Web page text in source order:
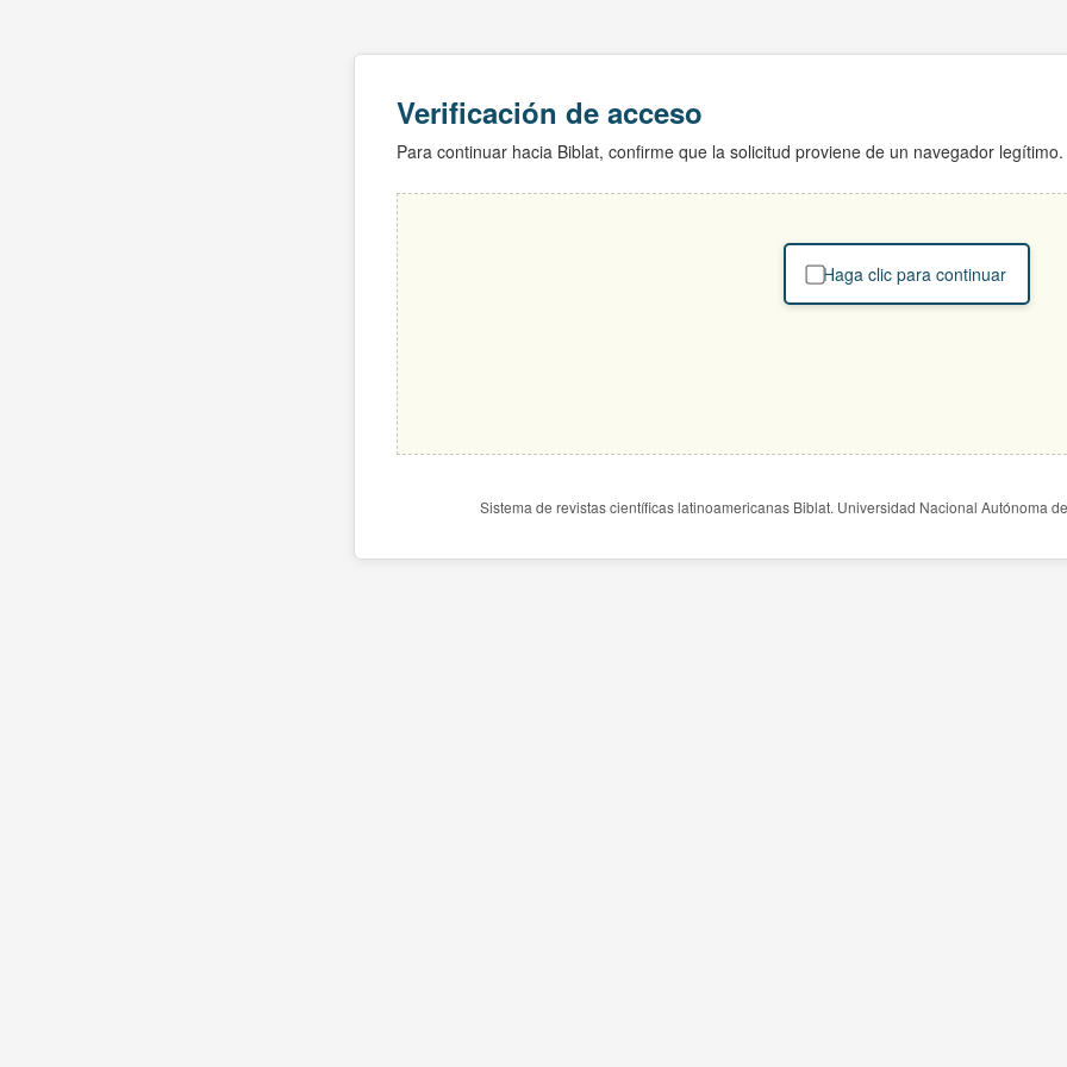
Verificación de acceso
Para continuar hacia Biblat, confirme que la solicitud proviene de un navegador legítimo.
Haga clic para continuar
Sistema de revistas científicas latinoamericanas Biblat. Universidad Nacional Autónoma